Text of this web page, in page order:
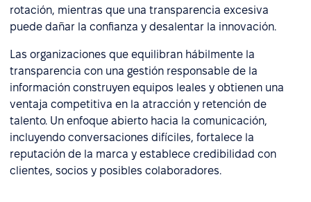
rotación, mientras que una transparencia excesiva
puede dañar la confianza y desalentar la innovación.
Las organizaciones que equilibran hábilmente la
transparencia con una gestión responsable de la
información construyen equipos leales y obtienen una
ventaja competitiva en la atracción y retención de
talento. Un enfoque abierto hacia la comunicación,
incluyendo conversaciones difíciles, fortalece la
reputación de la marca y establece credibilidad con
clientes, socios y posibles colaboradores.